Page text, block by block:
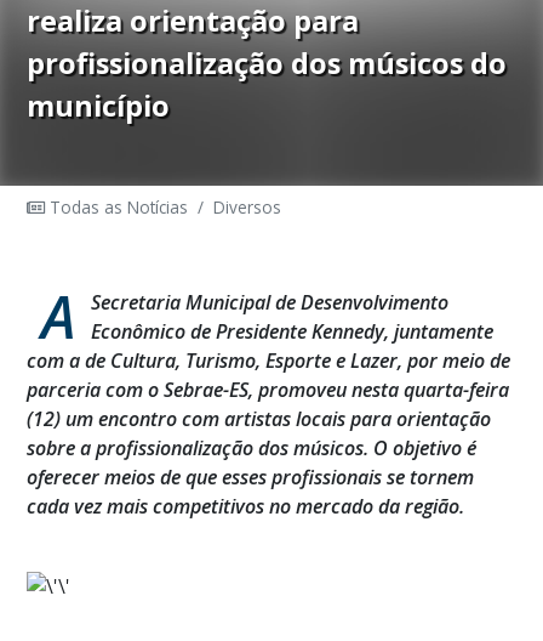
realiza orientação para
profissionalização dos músicos do
município
Todas as Notícias / Diversos
A
Secretaria Municipal de Desenvolvimento
Econômico de Presidente Kennedy, juntamente
com a de Cultura, Turismo, Esporte e Lazer, por meio de
parceria com o Sebrae-ES, promoveu nesta quarta-feira
(12) um encontro com artistas locais para orientação
sobre a profissionalização dos músicos. O objetivo é
oferecer meios de que esses profissionais se tornem
cada vez mais competitivos no mercado da região.